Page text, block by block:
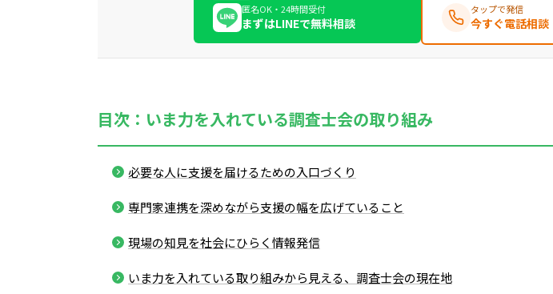
匿名OK・24時間受付
まずはLINEで無料相談
タップで発信
今すぐ電話相談
目次：いま力を入れている調査士会の取り組み
必要な人に支援を届けるための入口づくり
専門家連携を深めながら支援の幅を広げていること
現場の知見を社会にひらく情報発信
いま力を入れている取り組みから見える、調査士会の現在地